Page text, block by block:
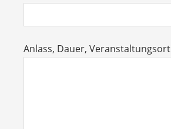
Anlass, Dauer, Veranstaltungsort